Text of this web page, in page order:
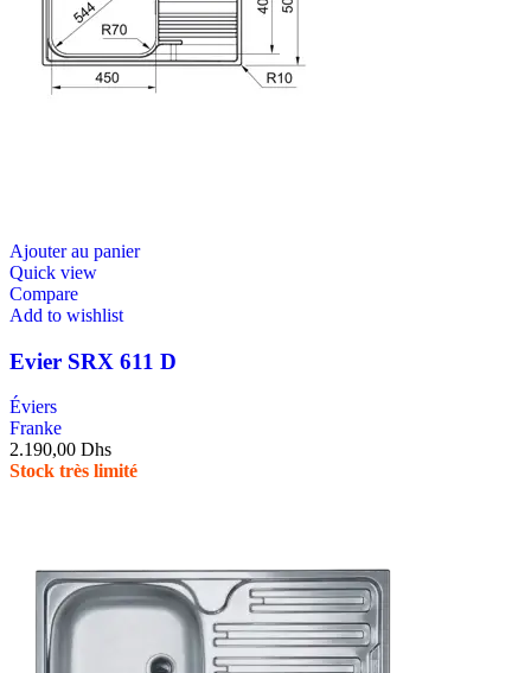
Ajouter au panier
Quick view
Compare
Add to wishlist
Evier SRX 611 D
Éviers
Franke
2.190,00 Dhs
Stock très limité